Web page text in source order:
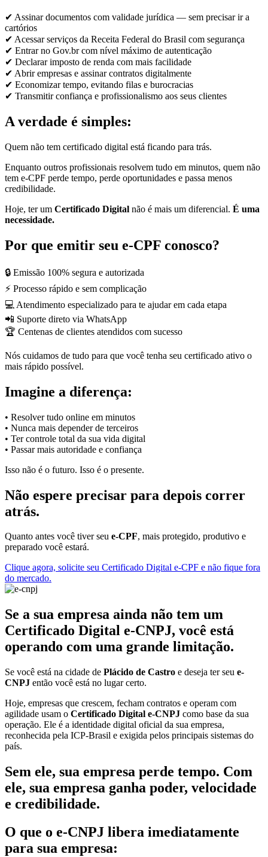
✔ Assinar documentos com validade jurídica — sem precisar ir a
cartórios
✔ Acessar serviços da Receita Federal do Brasil com segurança
✔ Entrar no Gov.br com nível máximo de autenticação
✔ Declarar imposto de renda com mais facilidade
✔ Abrir empresas e assinar contratos digitalmente
✔ Economizar tempo, evitando filas e burocracias
✔ Transmitir confiança e profissionalismo aos seus clientes
A verdade é simples:
Quem não tem certificado digital está ficando para trás.
Enquanto outros profissionais resolvem tudo em minutos, quem não
tem e-CPF perde tempo, perde oportunidades e passa menos
credibilidade.
Hoje, ter um Certificado Digital não é mais um diferencial. É uma
necessidade.
Por que emitir seu e-CPF conosco?
🔒 Emissão 100% segura e autorizada
⚡ Processo rápido e sem complicação
💻 Atendimento especializado para te ajudar em cada etapa
📲 Suporte direto via WhatsApp
🏆 Centenas de clientes atendidos com sucesso
Nós cuidamos de tudo para que você tenha seu certificado ativo o
mais rápido possível.
Imagine a diferença:
• Resolver tudo online em minutos
• Nunca mais depender de terceiros
• Ter controle total da sua vida digital
• Passar mais autoridade e confiança
Isso não é o futuro. Isso é o presente.
Não espere precisar para depois correr
atrás.
Quanto antes você tiver seu e-CPF, mais protegido, produtivo e
preparado você estará.
Clique agora, solicite seu Certificado Digital e-CPF e não fique fora
do mercado.
Se a sua empresa ainda não tem um
Certificado Digital e-CNPJ, você está
operando com uma grande limitação.
Se você está na cidade de Plácido de Castro e deseja ter seu e-
CNPJ então você está no lugar certo.
Hoje, empresas que crescem, fecham contratos e operam com
agilidade usam o Certificado Digital e-CNPJ como base da sua
operação. Ele é a identidade digital oficial da sua empresa,
reconhecida pela ICP-Brasil e exigida pelos principais sistemas do
país.
Sem ele, sua empresa perde tempo. Com
ele, sua empresa ganha poder, velocidade
e credibilidade.
O que o e-CNPJ libera imediatamente
para sua empresa: